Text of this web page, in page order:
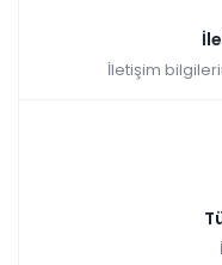
İletişim